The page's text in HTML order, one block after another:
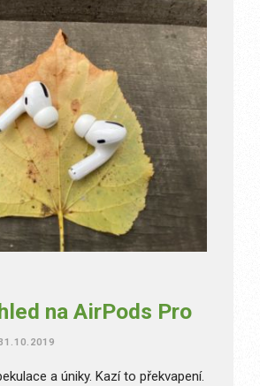
na AirPods Pro
a úniky. Kazí to překvapení.